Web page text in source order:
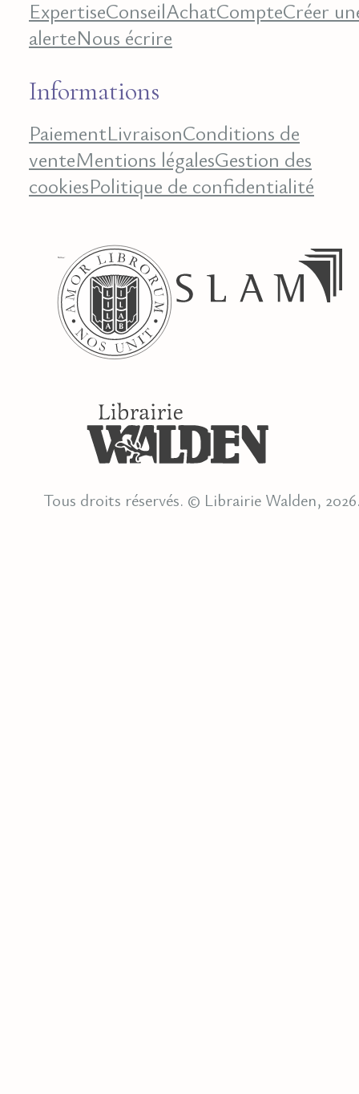
ExpertiseConseilAchatCompteCréer
alerteNous écrire
Informations
PaiementLivraisonConditions de
venteMentions légalesGestion des
cookiesPolitique de confidentialité
Tous droits réservés. © Librairie Walden,